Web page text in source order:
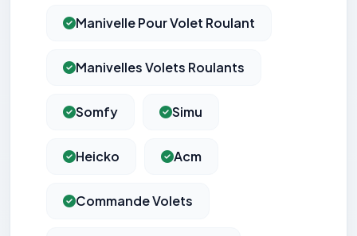
Manivelle Pour Volet Roulant
Manivelles Volets Roulants
Somfy Simu
Heicko Acm
Commande Volets